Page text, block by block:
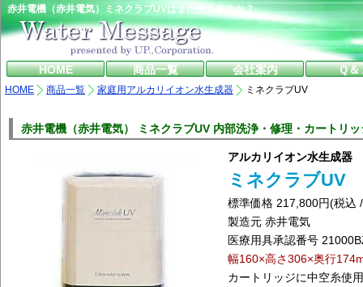
赤井電機（赤井電気）ミネクラブUVはまだ使えますか？
HOME 商品一覧 会社案内 Ｑ＆
HOME 商品一覧 家庭用アルカリイオン水生成器 ミネクラブUV
赤井電機（赤井電気） ミネクラブUV 内部洗浄・修理・カートリ
アルカリイオン水生成器
ミネクラブUV
標準価格 217,800円(税込
製造元 赤井電気
医療用具承認番号
幅160×高さ306×奥行
カートリッジに中空糸使